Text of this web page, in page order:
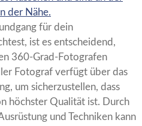
für dein
ist es entscheidend,
360-Grad-Fotografen
Fotograf verfügt über das
um sicherzustellen, dass
höchster Qualität ist. Durch
und Techniken kann